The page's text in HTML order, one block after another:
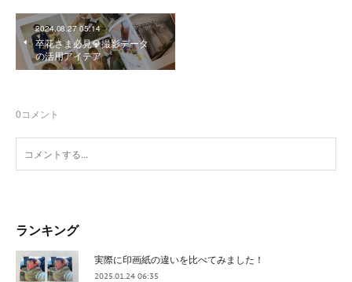
2024.08.27 05:14
卒花さま必見💎撮影データ
の活用アイデア
0コメント
ランキング
実際に印画紙の違いを比べてみました！
2025.01.24 06:35